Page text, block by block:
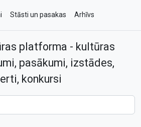
Stāsti un pasakas Arhīvs
platforma - kultūras
pasākumi, izstādes,
konkursi